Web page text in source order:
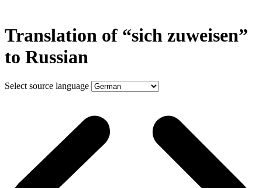
Translation of “sich zuweisen”
to Russian
Select source language